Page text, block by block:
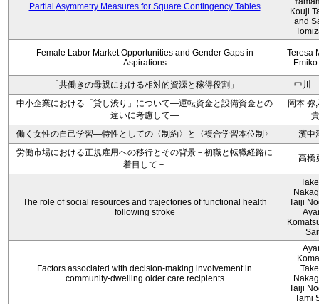
Partial Asymmetry Measures for Square Contingency Tables
Kouji
and
Female Labor Market Opportunities and Gender Gaps in
Aspirations
Teresa
「共働きの母親における相対的資源と稼得役割」
中川
中小企業における「貸し渋り」について―運転資金と設備資金との
違いに考慮して―
岡本 弥
貴
働く女性の自己学習―特性としての〈制約〉と〈複合学習本位制〉
濱中
労働市場における正規雇用への移行とその背景－初職と転職経路に
着目して－
高橋
The role of social resources and trajectories of functional health
following stroke
Taiji
Factors associated with decision‐making involvement in
community‐dwelling older care recipients
Taiji
Tami